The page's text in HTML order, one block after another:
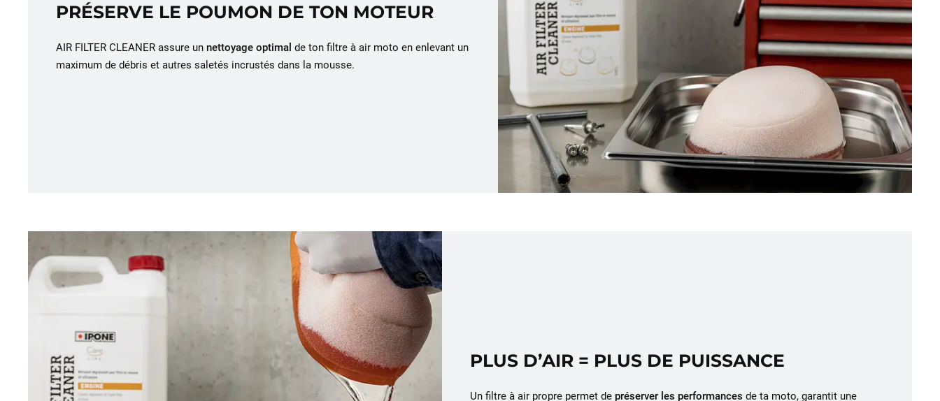
PRÉSERVE LE POUMON DE TON MOTEUR
AIR FILTER CLEANER assure un nettoyage optimal de ton filtre à air moto en enlevant un
maximum de débris et autres saletés incrustés dans la mousse.
PLUS D’AIR = PLUS DE PUISSANCE
Un filtre à air propre permet de préserver les performances de ta moto, garantit une